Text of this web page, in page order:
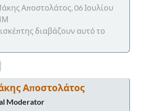
Αποστολάτος, 06 Ιουλίου
διαβάζουν αυτό το
Αποστολάτος
Moderator